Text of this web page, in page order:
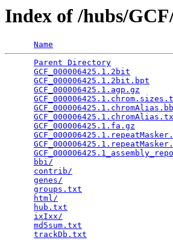
Index of /hubs/
Name
Parent Directory
GCF_000006425.1.2bit
GCF_000006425.1.2bit.bpt
GCF_000006425.1.agp.gz
GCF_000006425.1.chromAlias.bb
GCF_000006425.1.fa.gz
bbi/
contrib/
genes/
groups.txt
html/
hub.txt
ixIxx/
md5sum.txt
trackDb.txt